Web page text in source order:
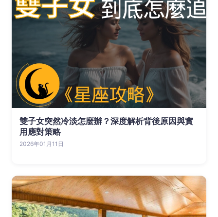
雙子女突然冷淡怎麼辦？深度解析背後原因與實
用應對策略
2026年01月11日